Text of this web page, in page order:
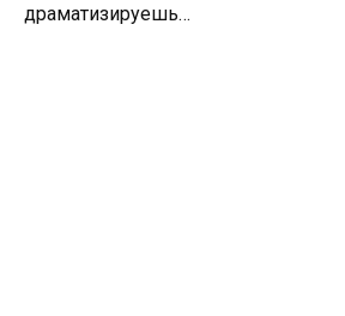
драматизируешь…